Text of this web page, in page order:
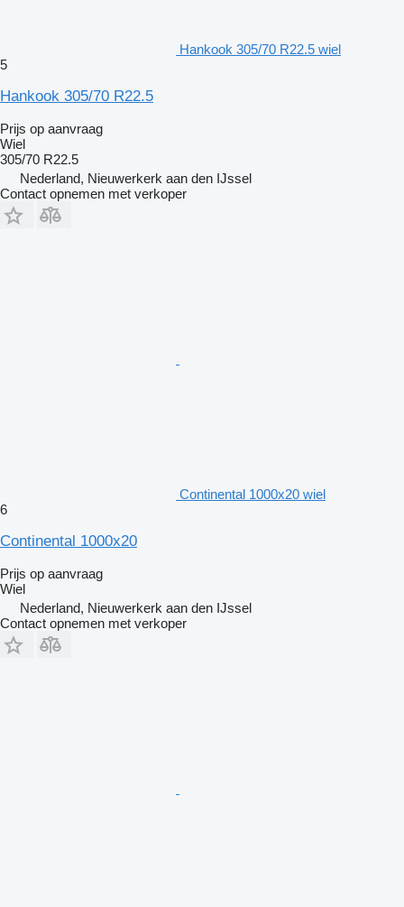
Hankook 305/70 R22.5 wiel
5
Hankook 305/70 R22.5
Prijs op aanvraag
Wiel
305/70 R22.5
Nederland, Nieuwerkerk aan den IJssel
Contact opnemen met verkoper
Continental 1000x20 wiel
6
Continental 1000x20
Prijs op aanvraag
Wiel
Nederland, Nieuwerkerk aan den IJssel
Contact opnemen met verkoper